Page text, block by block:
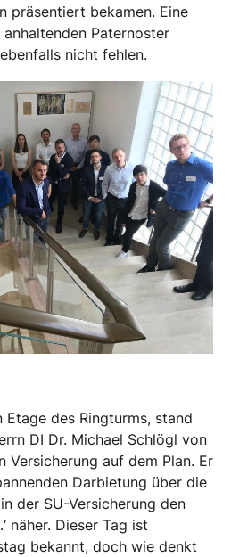
präsentiert bekamen. Eine
Paternoster
nicht fehlen.
des Ringturms, stand
DI Dr. Michael Schlögl von
Versicherung auf dem Plan. Er
Darbietung über die
der SU-Versicherung den
näher. Dieser Tag ist
bekannt, doch wie denkt